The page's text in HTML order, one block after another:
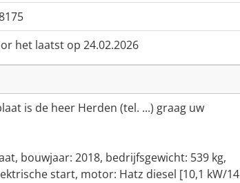
het laatst op 24.02.2026
is de heer Herden (tel. ...) graag uw
bouwjaar: 2018, bedrijfsgewicht: 539 kg,
start, motor: Hatz diesel [10,1 kW/14